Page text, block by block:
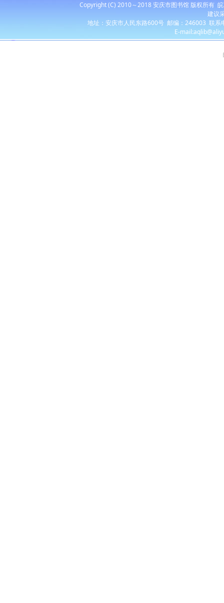
Copyright (C) 2010～2018 安庆市图书馆 版权所有
建议
地址：安庆市人民东路600号 邮编：246003 联
E-